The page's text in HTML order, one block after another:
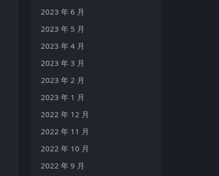
2023 年 6 月
2023 年 5 月
2023 年 4 月
2023 年 3 月
2023 年 2 月
2023 年 1 月
2022 年 12 月
2022 年 11 月
2022 年 10 月
2022 年 9 月